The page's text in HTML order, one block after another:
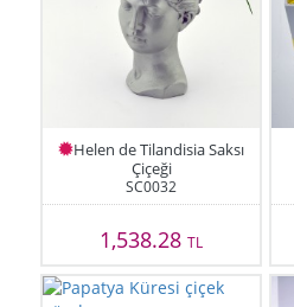
Helen de Tilandisia Saksı
Çiçeği
SC0032
1,538.28TL